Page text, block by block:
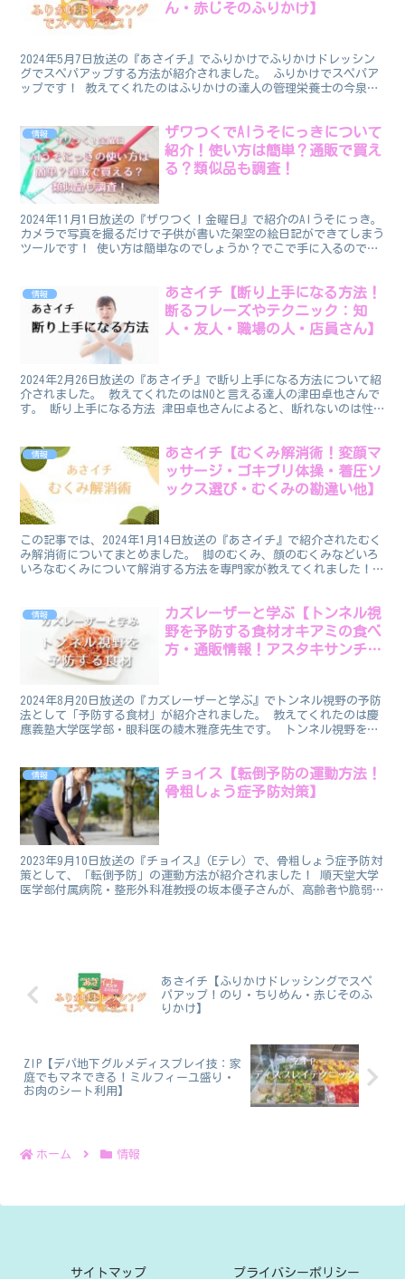
ん・赤じそのふりかけ】
2024年5月7日放送の『あさイチ』でふりかけでふりかけドレッシン
グでスペパアップする方法が紹介されました。 ふりかけでスペパア
ップです！ 教えてくれたのはふりかけの達人の管理栄養士の今泉マ
情報
ザワつくでAIうそにっきについて
紹介！使い方は簡単？通販で買え
る？類似品も調査！
2024年11月1日放送の『ザワつく！金曜日』で紹介のAIうそにっき。
カメラで写真を撮るだけで子供が書いた架空の絵日記ができてしまう
ツールです！ 使い方は簡単なのでしょうか？でこで手に入るのでし
情報
あさイチ【断り上手になる方法！
断るフレーズやテクニック：知
人・友人・職場の人・店員さん】
2024年2月26日放送の『あさイチ』で断り上手になる方法について紹
介されました。 教えてくれたのはNOと言える達人の津田卓也さんで
す。 断り上手になる方法 津田卓也さんによると、断れないのは性
情報
あさイチ【むくみ解消術！変顔マ
ッサージ・ゴキブリ体操・着圧ソ
ックス選び・むくみの勘違い他】
この記事では、2024年1月14日放送の『あさイチ』で紹介されたむく
み解消術についてまとめました。 脚のむくみ、顔のむくみなどいろ
いろなむくみについて解消する方法を専門家が教えてくれました！
情報
カズレーザーと学ぶ【トンネル視
野を予防する食材オキアミの食べ
方・通販情報！アスタキサンチン
2024年8月20日放送の『カズレーザーと学ぶ』でトンネル視野の予防
法として「予防する食材」が紹介されました。 教えてくれたのは慶
應義塾大学医学部・眼科医の綾木雅彦先生です。 トンネル視野を予
情報
チョイス【転倒予防の運動方法！
骨粗しょう症予防対策】
2023年9月10日放送の『チョイス』(Eテレ）で、骨粗しょう症予防対
策として、「転倒予防」の運動方法が紹介されました！ 順天堂大学
医学部付属病院・整形外科准教授の坂本優子さんが、高齢者や脆弱性
あさイチ【ふりかけドレッシングでスペ
パアップ！のり・ちりめん・赤じそのふ
りかけ】
ZIP【デパ地下グルメディスプレイ技：家
庭でもマネできる！ミルフィーユ盛り・
お肉のシート利用】
ホーム 情報
サイトマップ プライバシーポリシー